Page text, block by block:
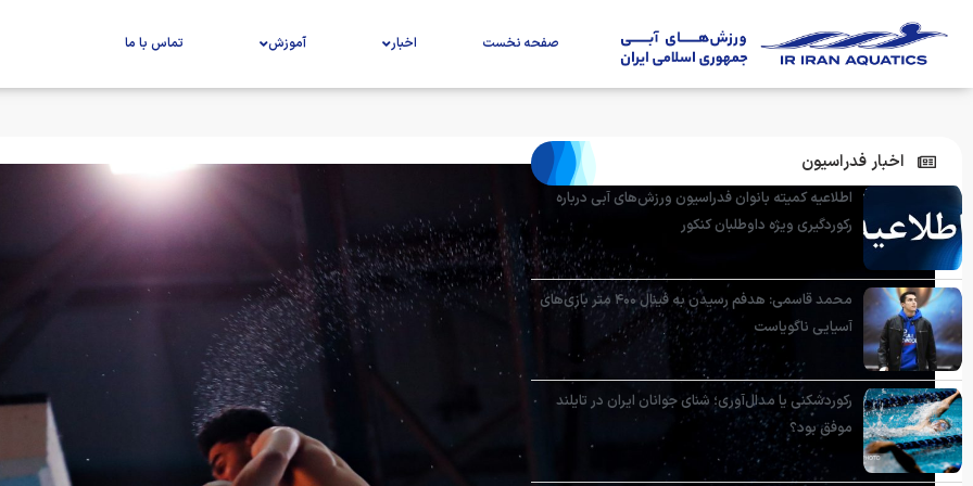
صفحه نخست اخبار آموزش تماس با ما
اخبار فدراسیون
اطلاعیه کمیته بانوان فدراسیون ورزش‌های آبی درباره
رکوردگیری ویژه داوطلبان کنکور
محمد قاسمی: هدفم رسیدن به فینال ۴۰۰ متر بازی‌های
آسیایی ناگویاست
رکوردشکنی یا مدال‌آوری؛ شنای جوانان ایران در تایلند
موفق بود؟